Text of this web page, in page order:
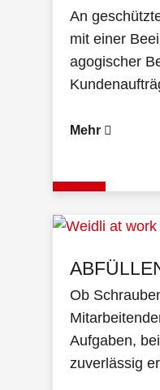
An
mit einer
agogischer
Mehr
Ob
Aufgaben,
zuverlässig